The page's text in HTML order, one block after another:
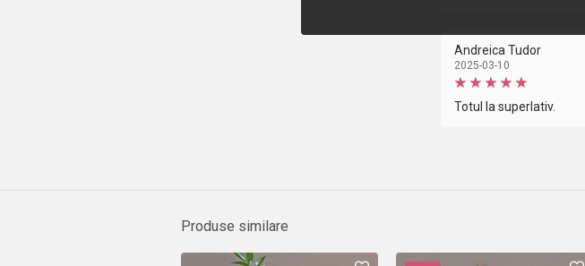
Andreica Tudor
2025-03-10
Totul la superlativ.
Produse similare